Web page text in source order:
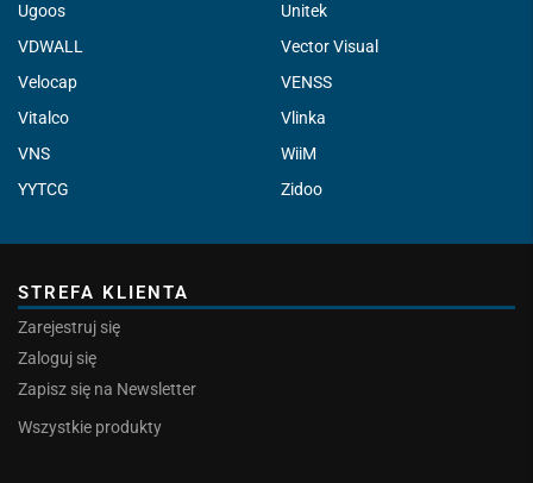
Ugoos
Unitek
VDWALL
Vector Visual
Velocap
VENSS
Vitalco
Vlinka
VNS
WiiM
YYTCG
Zidoo
STREFA KLIENTA
Zarejestruj się
Zaloguj się
Zapisz się na Newsletter
Wszystkie produkty